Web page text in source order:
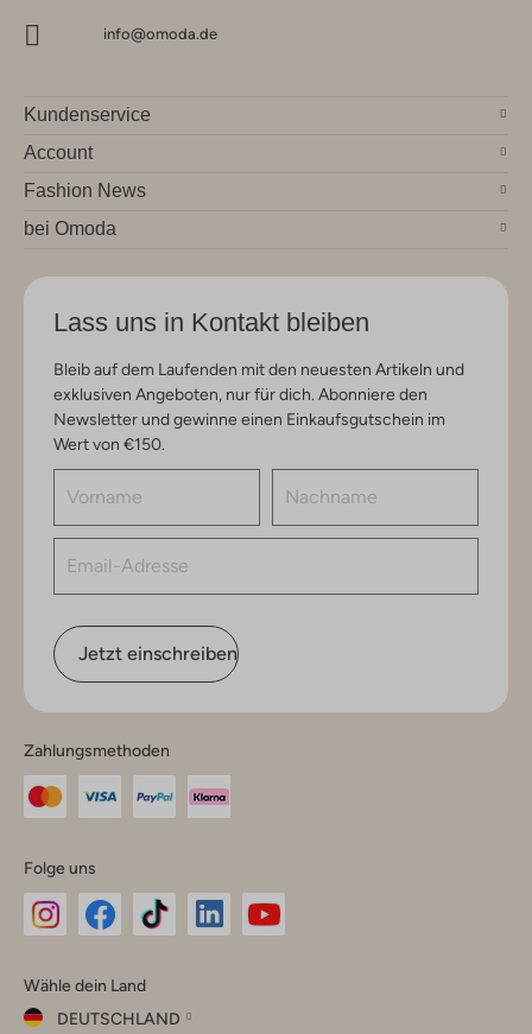
info@omoda.de
Kundenservice
Account
Fashion News
bei Omoda
Lass uns in Kontakt bleiben
Bleib auf dem Laufenden mit den neuesten Artikeln und
exklusiven Angeboten, nur für dich. Abonniere den
Newsletter und gewinne einen Einkaufsgutschein im
Wert von €150.
Jetzt einschreiben
Zahlungsmethoden
Folge uns
Instagram
Facebook
TikTok
Wähle dein Land
DEUTSCHLAND